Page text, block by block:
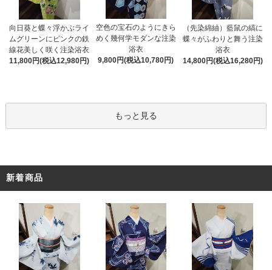
向日葵と蝶々浮かぶライ
ムグリーンにピンクの鉄
線花美しく咲く注染浴衣
11,800円(税込12,980円)
空色の宝石のようにきら
めく幾何学モダンな注染
浴衣
9,800円(税込10,780円)
（先染綿紬）藍鼠の縞に
蝶々がふわりと舞う注染
浴衣
14,800円(税込16,280円)
もっと見る
新着商品